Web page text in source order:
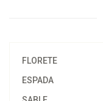
FLORETE
ESPADA